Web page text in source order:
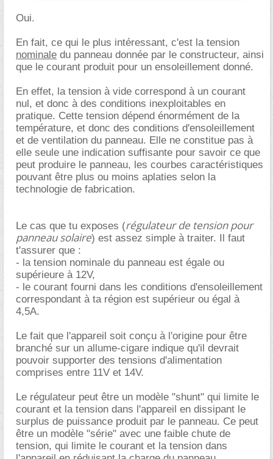
Oui.
En fait, ce qui le plus intéressant, c'est la tension
nominale du panneau donnée par le constructeur, ainsi
que le courant produit pour un ensoleillement donné.
En effet, la tension à vide correspond à un courant
nul, et donc à des conditions inexploitables en
pratique. Cette tension dépend énormément de la
température, et donc des conditions d'ensoleillement
et de ventilation du panneau. Elle ne constitue pas à
elle seule une indication suffisante pour savoir ce que
peut produire le panneau, les courbes caractéristiques
pouvant être plus ou moins aplaties selon la
technologie de fabrication.
Le cas que tu exposes (régulateur de tension pour
panneau solaire) est assez simple à traiter. Il faut
t'assurer que :
- la tension nominale du panneau est égale ou
supérieure à 12V,
- le courant fourni dans les conditions d'ensoleillement
correspondant à ta région est supérieur ou égal à
4,5A.
Le fait que l'appareil soit conçu à l'origine pour être
branché sur un allume-cigare indique qu'il devrait
pouvoir supporter des tensions d'alimentation
comprises entre 11V et 14V.
Le régulateur peut être un modèle "shunt" qui limite le
courant et la tension dans l'appareil en dissipant le
surplus de puissance produit par le panneau. Ce peut
être un modèle "série" avec une faible chute de
tension, qui limite le courant et la tension dans